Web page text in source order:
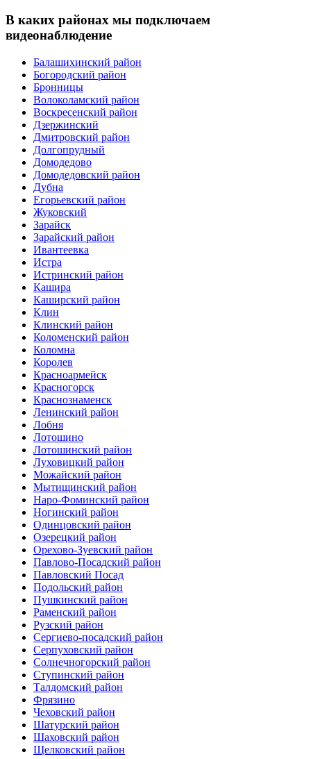
В каких районах мы подключаем
видеонаблюдение
Балашихинский район
Богородский район
Бронницы
Волоколамский район
Воскресенский район
Дзержинский
Дмитровский район
Долгопрудный
Домодедово
Домодедовский район
Дубна
Егорьевский район
Жуковский
Зарайск
Зарайский район
Ивантеевка
Истра
Истринский район
Кашира
Каширский район
Клин
Клинский район
Коломенский район
Коломна
Королев
Красноармейск
Красногорск
Краснознаменск
Ленинский район
Лобня
Лотошино
Лотошинский район
Луховицкий район
Можайский район
Мытищинский район
Наро-Фоминский район
Ногинский район
Одинцовский район
Озерецкий район
Орехово-Зуевский район
Павлово-Посадский район
Павловский Посад
Подольский район
Пушкинский район
Раменский район
Рузский район
Сергиево-посадский район
Серпуховский район
Солнечногорский район
Ступинский район
Талдомский район
Фрязино
Чеховский район
Шатурский район
Шаховский район
Щелковский район